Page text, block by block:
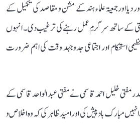
دیا اور جمعیۃ علماء ہند کے مشن و مقاصد کی تکمیل کے
کے ساتھ سرگرمِ عمل رہنے کی ترغیب دی۔ انہوں
استحکام اور اجتماعی جدوجہد وقت کی اہم ضرورت
مفتی خلیل احمد قاسمی نے مفتی عبد الواحد قاسمی کے
مبارک باد پیش کی اور امید ظاہر کی کہ وہ اخلاص و